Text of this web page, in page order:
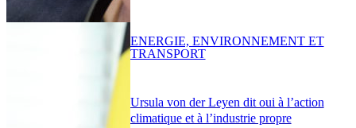
Ursula von der Leyen dit oui à l’action
climatique et à l’industrie propre
ENERGIE, ENVIRONNEMENT ET
TRANSPORT